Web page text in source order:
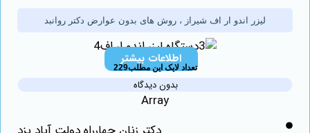
لیزر اندو ار اف شیراز ، روش های بدون عوارض دکتر روانبد
اطلاعات بیشتر
تعداد لایک این مطلب229
بدون دیدگاه